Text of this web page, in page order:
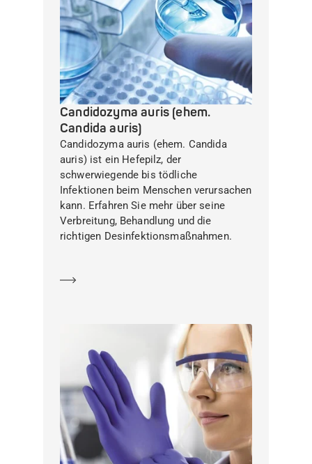
Candidozyma auris (ehem.
Candida auris)
Candidozyma auris (ehem. Candida
auris) ist ein Hefepilz, der
schwerwiegende bis tödliche
Infektionen beim Menschen verursachen
kann. Erfahren Sie mehr über seine
Verbreitung, Behandlung und die
richtigen Desinfektionsmaßnahmen.